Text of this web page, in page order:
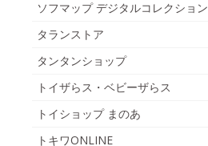
ソフマップ デジタルコレクション
タランストア
タンタンショップ
トイザらス・ベビーザらス
トイショップ まのあ
トキワONLINE